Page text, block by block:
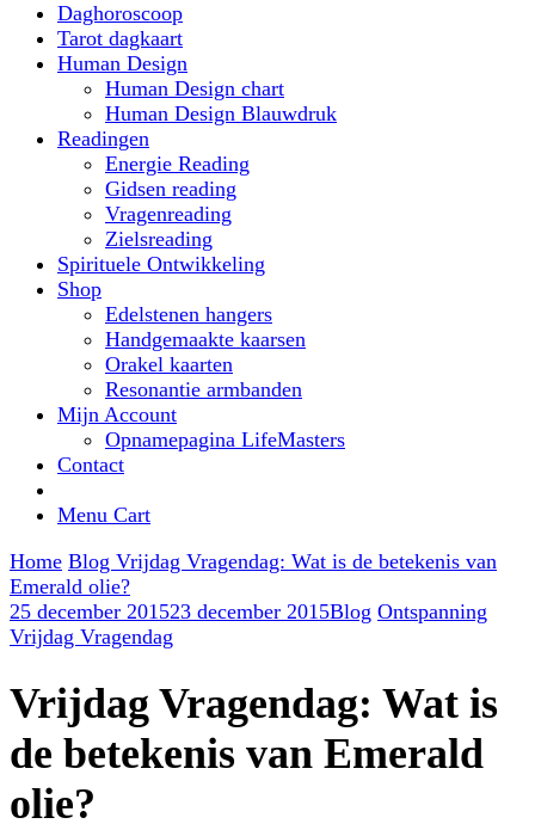
Daghoroscoop
Tarot dagkaart
Human Design
Human Design chart
Human Design Blauwdruk
Readingen
Energie Reading
Gidsen reading
Vragenreading
Zielsreading
Spirituele Ontwikkeling
Shop
Edelstenen hangers
Handgemaakte kaarsen
Orakel kaarten
Resonantie armbanden
Mijn Account
Opnamepagina LifeMasters
Contact
Menu Cart
Home Blog Vrijdag Vragendag: Wat is de betekenis van
Emerald olie?
25 december 201523 december 2015Blog Ontspanning
Vrijdag Vragendag
Vrijdag Vragendag: Wat is
de betekenis van Emerald
olie?